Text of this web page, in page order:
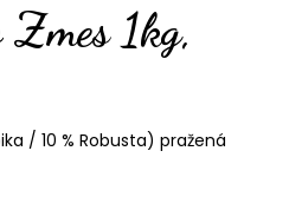
Zmes 1kg,
/ 10 % Robusta) pražená